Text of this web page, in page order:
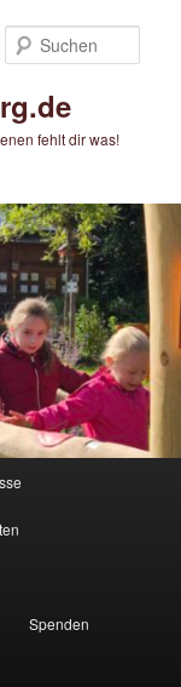
fehlt dir was!
Spenden